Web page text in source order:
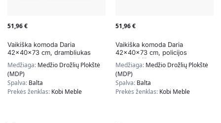
51,96€
Vaikiška komoda Daria
42x40x73 cm, drambliukas
Medžiaga: Medžio Drožlių Plokštė
(MDP)
Spalva: Balta
Prekės ženklas: Kobi Meble
51,96€
Vaikiška komoda Daria
42x40x73 cm, policijos
automobilis
Medžiaga: Medžio Drožlių Plokštė
(MDP)
Spalva: Balta
Prekės ženklas: Kobi Meble